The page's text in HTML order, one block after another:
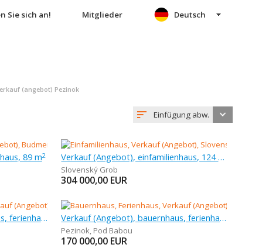
Sie sich an! Mitglieder Deutsch
(angebot) Pezinok
Einfügung abw.
89 m2 Verkauf (Angebot), einfamilienhaus, 124 m
Slovenský Grob
304 000,00 EUR
Verkauf (Angebot), bauernhaus, ferienhaus, 312 m Verkauf (Angebot), bauernhaus, ferienhaus
Pezinok, Pod Babou
170 000,00 EUR